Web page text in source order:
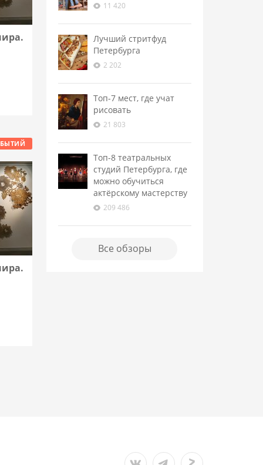
11 420
Лучший стритфуд
Петербурга
2 202
Топ-7 мест, где учат
рисовать
21 803
Топ-8 театральных
студий Петербурга, где
можно обучиться
актёрскому мастерству
209 486
Все обзоры